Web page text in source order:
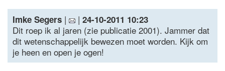
Imke Segers | | 24-10-2011 10:23
Dit roep ik al jaren (zie publicatie 2001). Jammer dat
dit wetenschappelijk bewezen moet worden. Kijk om
je heen en open je ogen!